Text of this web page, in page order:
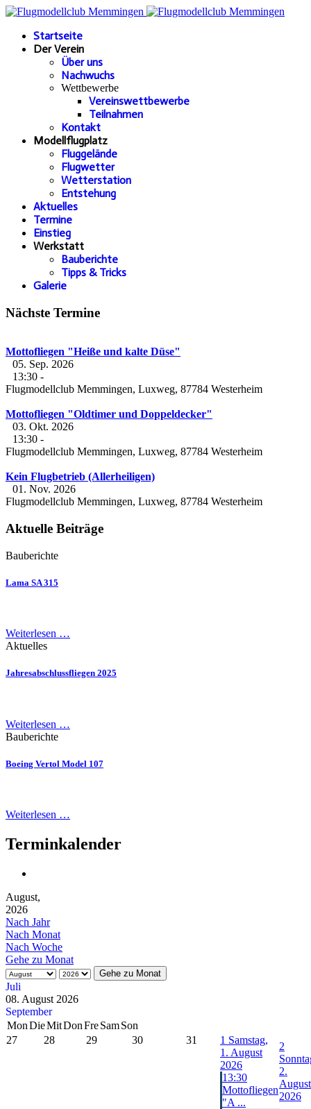
Startseite
Der Verein
Über uns
Nachwuchs
Wettbewerbe
Vereinswettbewerbe
Teilnahmen
Kontakt
Modellflugplatz
Fluggelände
Flugwetter
Wetterstation
Entstehung
Aktuelles
Termine
Einstieg
Werkstatt
Bauberichte
Tipps & Tricks
Galerie
Nächste Termine
Mottofliegen "Heiße und kalte Düse"
05. Sep. 2026
13:30 -
Flugmodellclub Memmingen, Luxweg, 87784 Westerheim
Mottofliegen "Oldtimer und Doppeldecker"
03. Okt. 2026
13:30 -
Flugmodellclub Memmingen, Luxweg, 87784 Westerheim
Kein Flugbetrieb (Allerheiligen)
01. Nov. 2026
Flugmodellclub Memmingen, Luxweg, 87784 Westerheim
Aktuelle Beiträge
Bauberichte
Lama SA 315
Weiterlesen …
Aktuelles
Jahresabschlussfliegen 2025
Weiterlesen …
Bauberichte
Boeing Vertol Model 107
Weiterlesen …
Terminkalender
August,
2026
Nach Jahr
Nach Monat
Nach Woche
Gehe zu Monat
Gehe zu Monat
Juli
08. August 2026
September
MonDieMitDonFreSamSon
27
28 29 30 31 1 Samstag,
1. August
2026
13:30
Mottofliegen
"A ...
2
2.
August
2026